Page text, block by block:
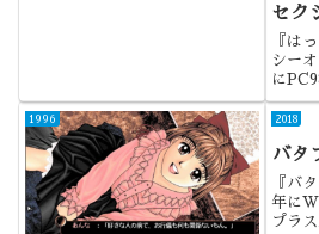
セク
『は
シー
に
売さ
あや
れて
レ？
1996 2018
バタ
『バ
年に
プラ